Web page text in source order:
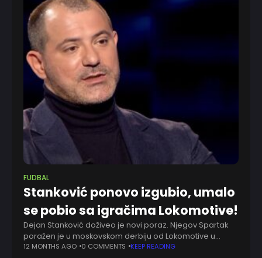
FUDBAL
Stanković ponovo izgubio, umalo
se pobio sa igračima Lokomotive!
Dejan Stanković doživeo je novi poraz. Njegov Spartak
poražen je u moskovskom derbiju od Lokomotive u
gostima rezultatom 4:2. Tako posle četiri gola Spartak
12 MONTHS AGO 0 COMMENTS KEEP READING